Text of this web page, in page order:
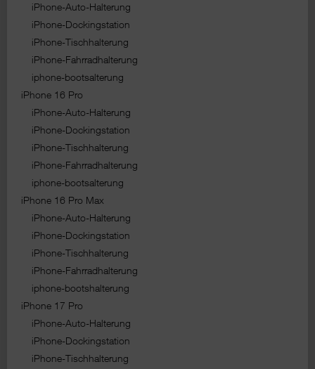
iPhone-Auto-Halterung
iPhone-Dockingstation
iPhone-Tischhalterung
iPhone-Fahrradhalterung
iphone-bootsalterung
iPhone 16 Pro
iPhone-Auto-Halterung
iPhone-Dockingstation
iPhone-Tischhalterung
iPhone-Fahrradhalterung
iphone-bootsalterung
iPhone 16 Pro Max
iPhone-Auto-Halterung
iPhone-Dockingstation
iPhone-Tischhalterung
iPhone-Fahrradhalterung
iphone-bootshalterung
iPhone 17 Pro
iPhone-Auto-Halterung
iPhone-Dockingstation
iPhone-Tischhalterung